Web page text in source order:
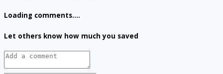
Loading comments....
Let others know how much you saved